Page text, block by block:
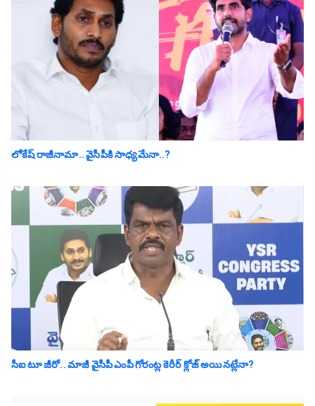
లోకేష్ రాజీనామా.. వైసీపీకి సాధ్య‌మేనా..?
సీఐ టూ జీరో.. మాజీ వైసీపీ ఎంపీ గోరంట్ల కెరీర్ క్లోజ్ అయిన‌ట్లేనా?